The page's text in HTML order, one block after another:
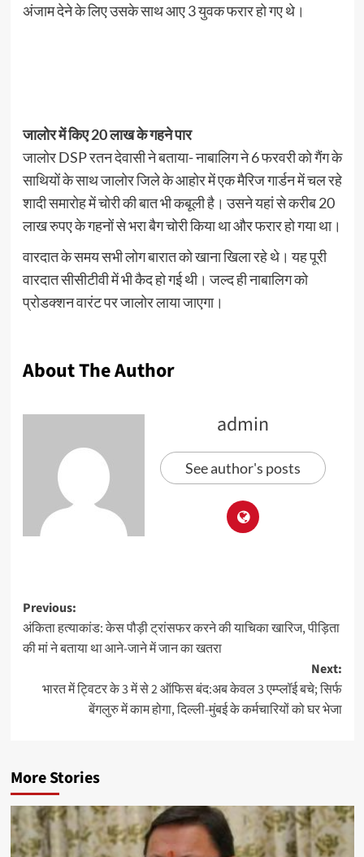
अंजाम देने के लिए उसके साथ आए 3 युवक फरार हो गए थे।
जालोर में किए 20 लाख के गहने पार
जालोर DSP रतन देवासी ने बताया- नाबालिग ने 6 फरवरी को गैंग के
साथियों के साथ जालोर जिले के आहोर में एक मैरिज गार्डन में चल रहे
शादी समारोह में चोरी की बात भी कबूली है। उसने यहां से करीब 20
लाख रुपए के गहनों से भरा बैग चोरी किया था और फरार हो गया था।
वारदात के समय सभी लोग बारात को खाना खिला रहे थे। यह पूरी
वारदात सीसीटीवी में भी कैद हो गई थी। जल्द ही नाबालिग को
प्रोडक्शन वारंट पर जालोर लाया जाएगा।
About The Author
admin
See author's posts
Previous:
अंकिता हत्याकांड: केस पौड़ी ट्रांसफर करने की याचिका खारिज, पीड़िता
की मां ने बताया था आने-जाने में जान का खतरा
Next:
भारत में ट्विटर के 3 में से 2 ऑफिस बंद:अब केवल 3 एम्प्लॉई बचे; सिर्फ
बेंगलुरु में काम होगा, दिल्ली-मुंबई के कर्मचारियों को घर भेजा
More Stories